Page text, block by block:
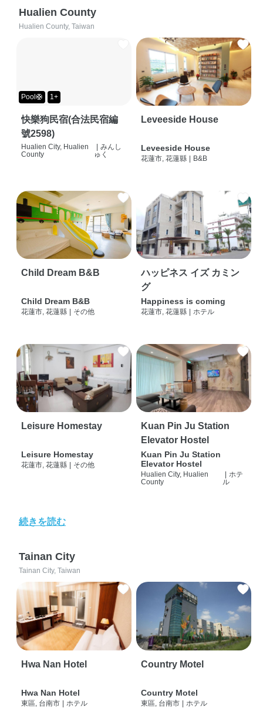
Hualien County
Hualien County, Taiwan
Pool🛟 1+
快樂狗民宿(合法民宿編
號2598)
Hualien City, Hualien
County
みんし
ゅく
Leveeside House
Leveeside House
花蓮市, 花蓮縣 B&B
Child Dream B&B
Child Dream B&B
花蓮市, 花蓮縣 その他
ハッピネス イズ カミン
グ
Happiness is coming
花蓮市, 花蓮縣 ホテル
Leisure Homestay
Leisure Homestay
花蓮市, 花蓮縣 その他
Kuan Pin Ju Station
Elevator Hostel
Kuan Pin Ju Station
Elevator Hostel
Hualien City, Hualien
County
ホテ
ル
続きを読む
Tainan City
Tainan City, Taiwan
Hwa Nan Hotel
Hwa Nan Hotel
東區, 台南市 | ホテル
Country Motel
Country Motel
東區, 台南市 | ホテル